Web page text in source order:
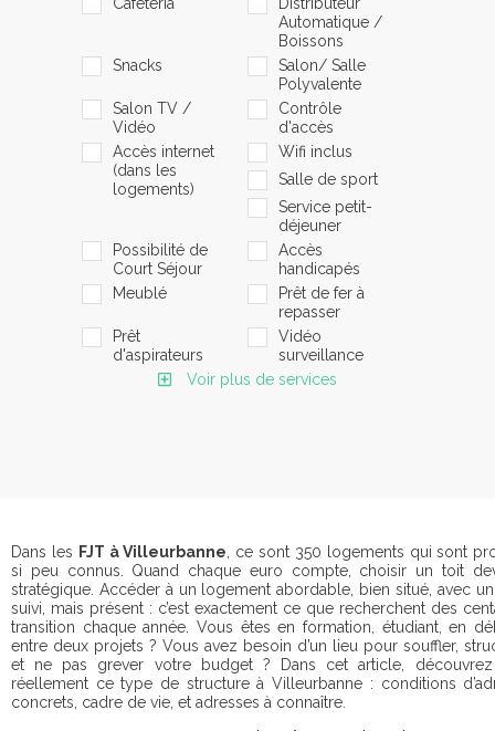
Automatique /
Boissons
Snacks
Salon/ Salle
Polyvalente
Salon TV /
Vidéo
Contrôle
d'accès
Accès internet
(dans les
logements)
Wifi inclus
Salle de sport
Service petit-
déjeuner
Possibilité de
Court Séjour
Accès
handicapés
Meublé
Prêt de fer à
repasser
Prêt
d'aspirateurs
Vidéo
surveillance
Voir plus de services
Dans les FJT à Villeurbanne , ce sont 350 logements qui sont
si peu connus.
Quand chaque euro compte, choisir un toit
stratégique. Accéder à un logement abordable, bien situé, avec
suivi, mais présent : c’est exactement ce que recherchent des
transition chaque année. Vous êtes en formation, étudiant, en
entre deux projets ? Vous avez besoin d’un lieu pour souffler,
et ne pas grever votre budget ? Dans cet article,
réellement ce type de structure à Villeurbanne : conditions
concrets, cadre de vie, et adresses à connaître.